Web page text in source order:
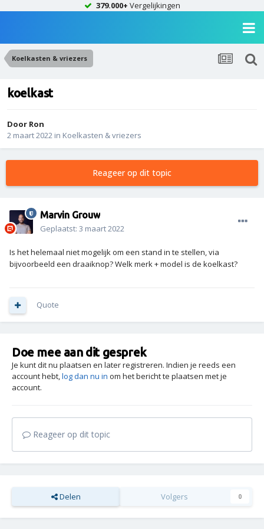
379.000+ Vergelijkingen
Koelkasten & vriezers
koelkast
Door Ron
2 maart 2022 in Koelkasten & vriezers
Reageer op dit topic
Marvin Grouw
Geplaatst: 3 maart 2022
Is het helemaal niet mogelijk om een stand in te stellen, via
bijvoorbeeld een draaiknop? Welk merk + model is de koelkast?
Quote
Doe mee aan dit gesprek
Je kunt dit nu plaatsen en later registreren. Indien je reeds een
account hebt,log dan nu in om het bericht te plaatsen met je
account.
Reageer op dit topic
Delen Volgers 0